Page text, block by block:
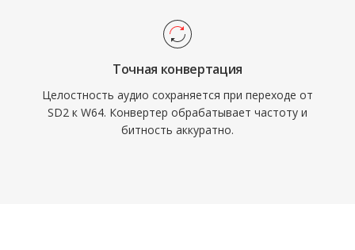
Точная конвертация
Целостность аудио сохраняется при переходе от
SD2 к W64. Конвертер обрабатывает частоту и
битность аккуратно.